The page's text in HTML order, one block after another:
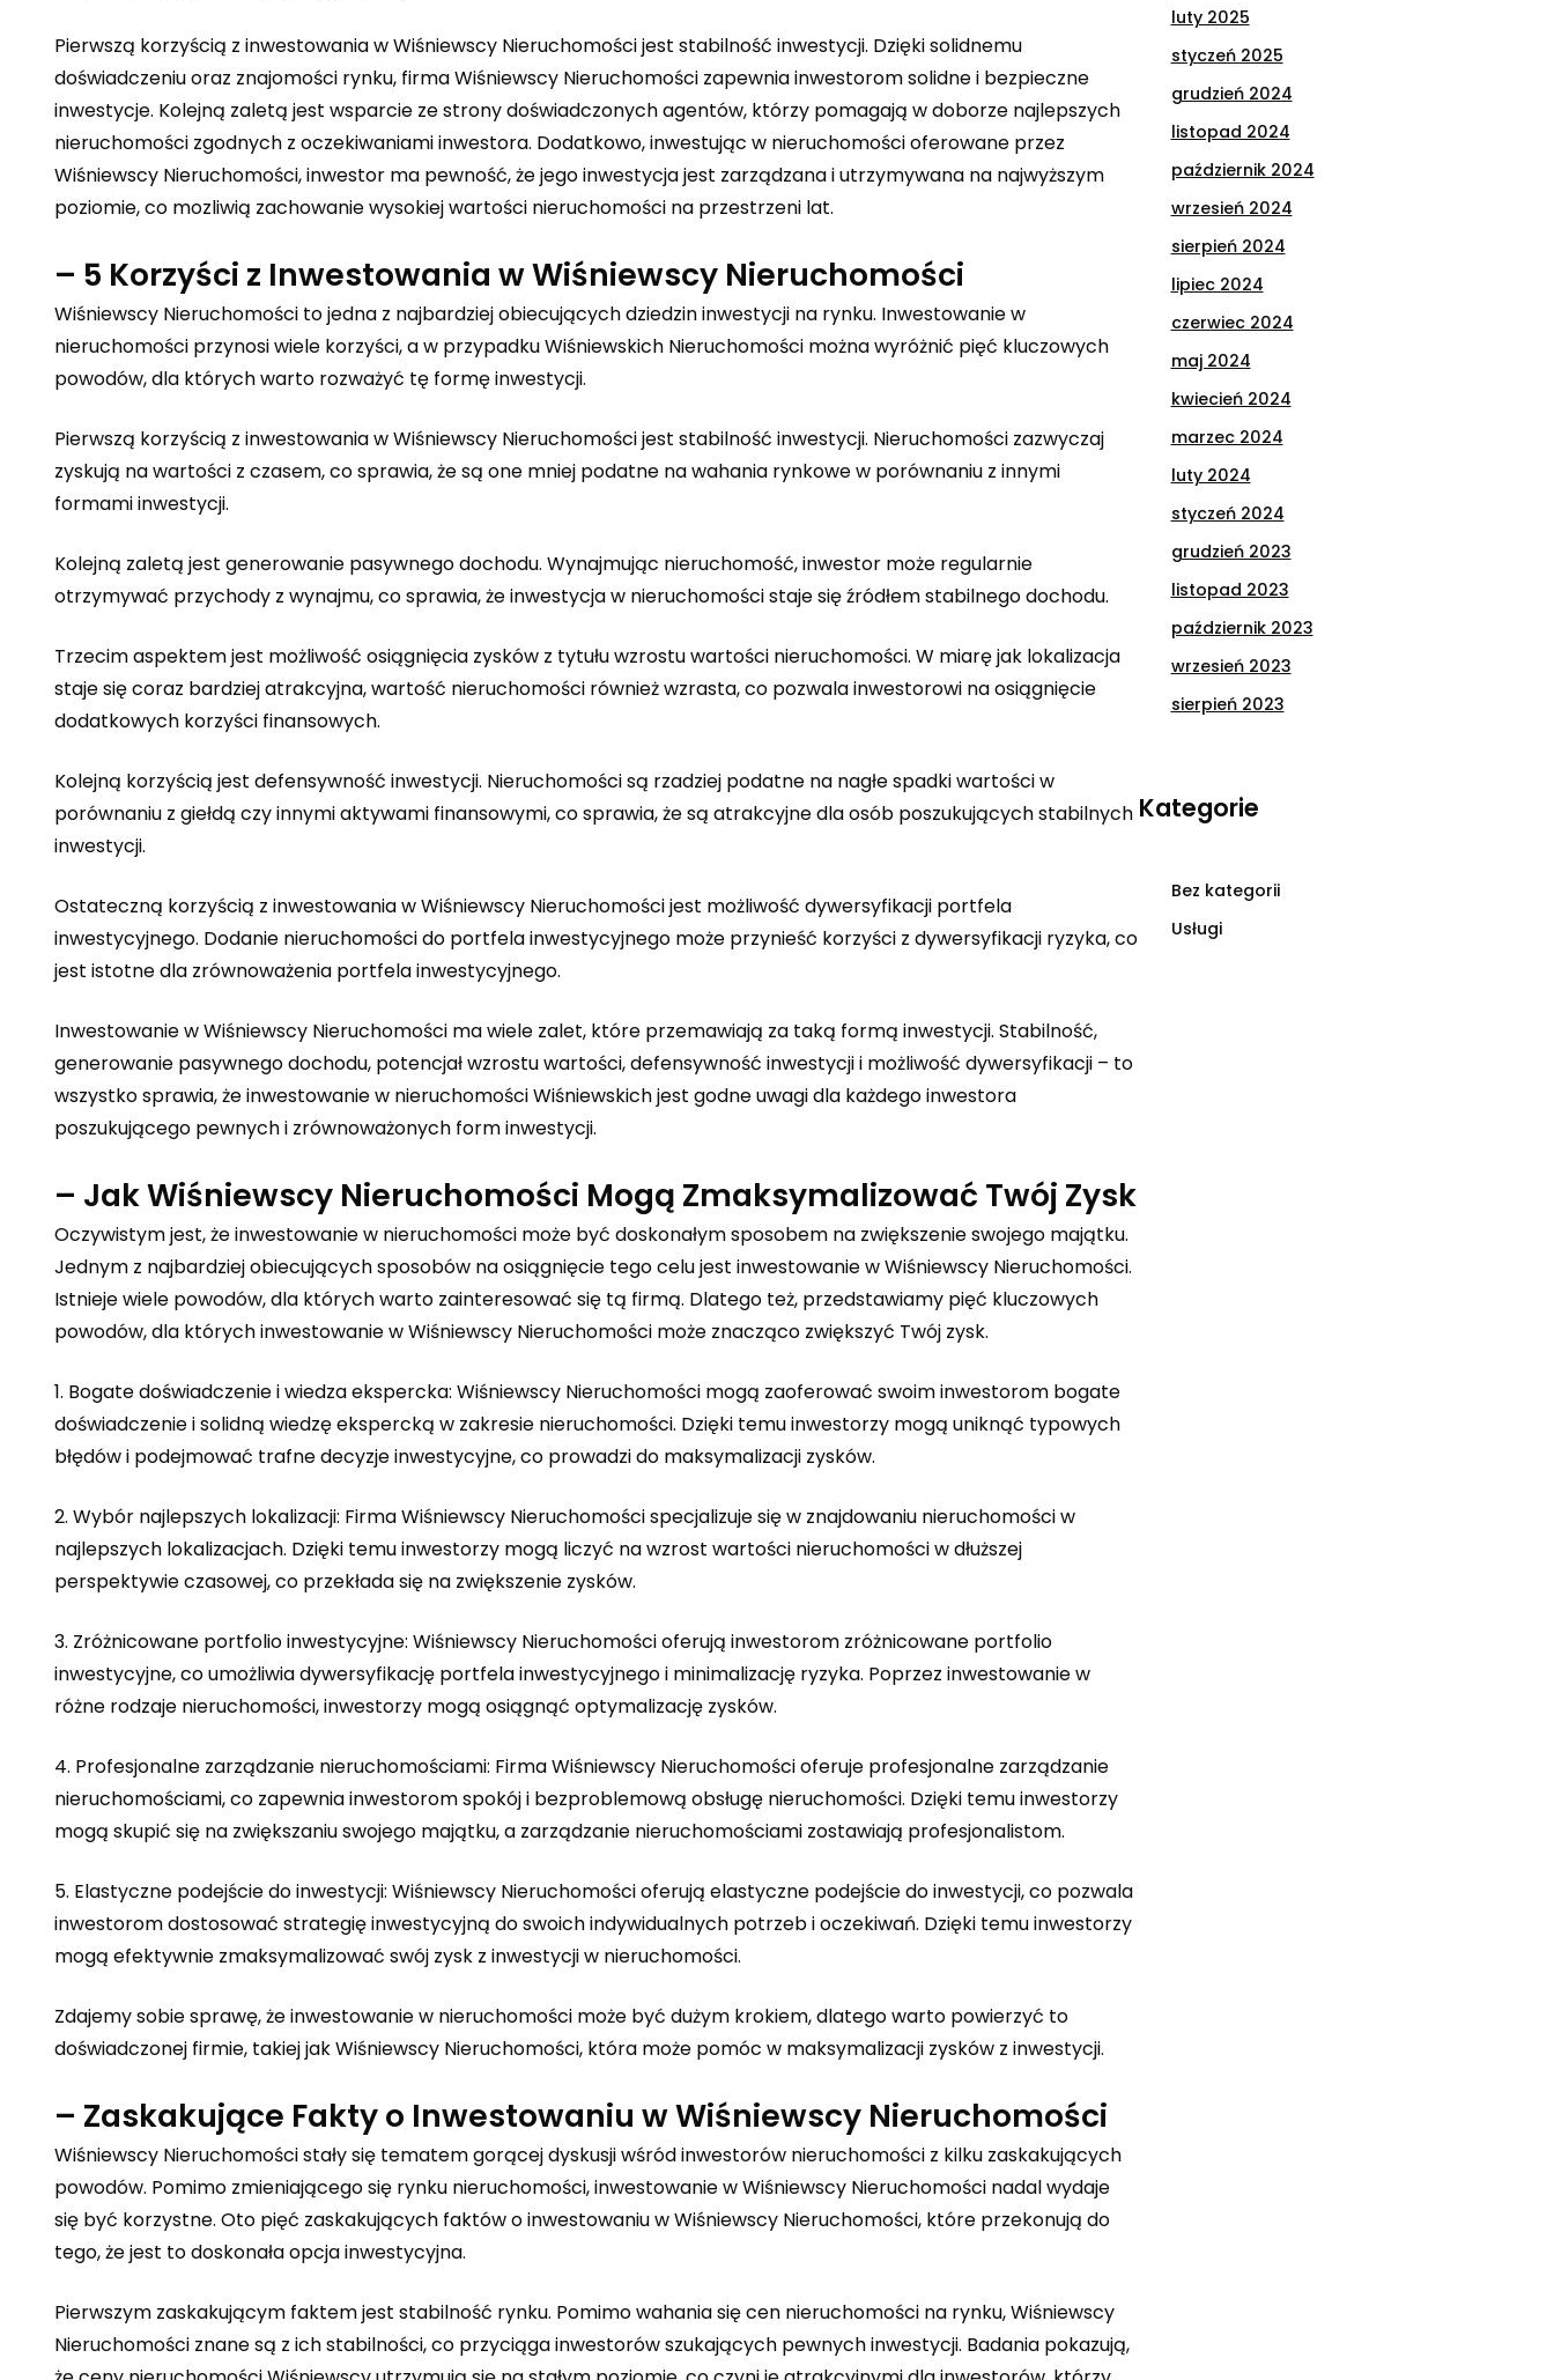
Pierwszą korzyścią z inwestowania w Wiśniewscy Nieruchomości jest stabilność inwestycji. Dzięki solidnemu
doświadczeniu oraz znajomości rynku, firma Wiśniewscy Nieruchomości zapewnia inwestorom solidne i bezpieczne
inwestycje. Kolejną zaletą jest wsparcie ze strony doświadczonych agentów, którzy pomagają w doborze najlepszych
nieruchomości zgodnych z oczekiwaniami inwestora. Dodatkowo, inwestując w nieruchomości oferowane przez
Wiśniewscy Nieruchomości, inwestor ma pewność, że jego inwestycja jest zarządzana i utrzymywana na najwyższym
poziomie, co mozliwią zachowanie wysokiej wartości nieruchomości na przestrzeni lat.
– 5 Korzyści z Inwestowania w Wiśniewscy Nieruchomości
Wiśniewscy Nieruchomości to jedna z najbardziej obiecujących dziedzin inwestycji na rynku. Inwestowanie w
nieruchomości przynosi wiele korzyści, a w przypadku Wiśniewskich Nieruchomości można wyróżnić pięć kluczowych
powodów, dla których warto rozważyć tę formę inwestycji.
Pierwszą korzyścią z inwestowania w Wiśniewscy Nieruchomości jest stabilność inwestycji. Nieruchomości zazwyczaj
zyskują na wartości z czasem, co sprawia, że są one mniej podatne na wahania rynkowe w porównaniu z innymi
formami inwestycji.
Kolejną zaletą jest generowanie pasywnego dochodu. Wynajmując nieruchomość, inwestor może regularnie
otrzymywać przychody z wynajmu, co sprawia, że inwestycja w nieruchomości staje się źródłem stabilnego dochodu.
Trzecim aspektem jest możliwość osiągnięcia zysków z tytułu wzrostu wartości nieruchomości. W miarę jak lokalizacja
staje się coraz bardziej atrakcyjna, wartość nieruchomości również wzrasta, co pozwala inwestorowi na osiągnięcie
dodatkowych korzyści finansowych.
Kolejną korzyścią jest defensywność inwestycji. Nieruchomości są rzadziej podatne na nagłe spadki wartości w
porównaniu z giełdą czy innymi aktywami finansowymi, co sprawia, że są atrakcyjne dla osób poszukujących stabilnych
inwestycji.
Ostateczną korzyścią z inwestowania w Wiśniewscy Nieruchomości jest możliwość dywersyfikacji portfela
inwestycyjnego. Dodanie nieruchomości do portfela inwestycyjnego może przynieść korzyści z dywersyfikacji ryzyka, co
jest istotne dla zrównoważenia portfela inwestycyjnego.
Inwestowanie w Wiśniewscy Nieruchomości ma wiele zalet, które przemawiają za taką formą inwestycji. Stabilność,
generowanie pasywnego dochodu, potencjał wzrostu wartości, defensywność inwestycji i możliwość dywersyfikacji – to
wszystko sprawia, że inwestowanie w nieruchomości Wiśniewskich jest godne uwagi dla każdego inwestora
poszukującego pewnych i zrównoważonych form inwestycji.
– Jak Wiśniewscy Nieruchomości Mogą Zmaksymalizować Twój Zysk
Oczywistym jest, że inwestowanie w nieruchomości może być doskonałym sposobem na zwiększenie swojego majątku.
Jednym z najbardziej obiecujących sposobów na osiągnięcie tego celu jest inwestowanie w Wiśniewscy Nieruchomości.
Istnieje wiele powodów, dla których warto zainteresować się tą firmą. Dlatego też, przedstawiamy pięć kluczowych
powodów, dla których inwestowanie w Wiśniewscy Nieruchomości może znacząco zwiększyć Twój zysk.
1. Bogate doświadczenie i wiedza ekspercka: Wiśniewscy Nieruchomości mogą zaoferować swoim inwestorom bogate
doświadczenie i solidną wiedzę ekspercką w zakresie nieruchomości. Dzięki temu inwestorzy mogą uniknąć typowych
błędów i podejmować trafne decyzje inwestycyjne, co prowadzi do maksymalizacji zysków.
2. Wybór najlepszych lokalizacji: Firma Wiśniewscy Nieruchomości specjalizuje się w znajdowaniu nieruchomości w
najlepszych lokalizacjach. Dzięki temu inwestorzy mogą liczyć na wzrost wartości nieruchomości w dłuższej
perspektywie czasowej, co przekłada się na zwiększenie zysków.
3. Zróżnicowane portfolio inwestycyjne: Wiśniewscy Nieruchomości oferują inwestorom zróżnicowane portfolio
inwestycyjne, co umożliwia dywersyfikację portfela inwestycyjnego i minimalizację ryzyka. Poprzez inwestowanie w
różne rodzaje nieruchomości, inwestorzy mogą osiągnąć optymalizację zysków.
4. Profesjonalne zarządzanie nieruchomościami: Firma Wiśniewscy Nieruchomości oferuje profesjonalne zarządzanie
nieruchomościami, co zapewnia inwestorom spokój i bezproblemową obsługę nieruchomości. Dzięki temu inwestorzy
mogą skupić się na zwiększaniu swojego majątku, a zarządzanie nieruchomościami zostawiają profesjonalistom.
5. Elastyczne podejście do inwestycji: Wiśniewscy Nieruchomości oferują elastyczne podejście do inwestycji, co pozwala
inwestorom dostosować strategię inwestycyjną do swoich indywidualnych potrzeb i oczekiwań. Dzięki temu inwestorzy
mogą efektywnie zmaksymalizować swój zysk z inwestycji w nieruchomości.
Zdajemy sobie sprawę, że inwestowanie w nieruchomości może być dużym krokiem, dlatego warto powierzyć to
doświadczonej firmie, takiej jak Wiśniewscy Nieruchomości, która może pomóc w maksymalizacji zysków z inwestycji.
– Zaskakujące Fakty o Inwestowaniu w Wiśniewscy Nieruchomości
Wiśniewscy Nieruchomości stały się tematem gorącej dyskusji wśród inwestorów nieruchomości z kilku zaskakujących
powodów. Pomimo zmieniającego się rynku nieruchomości, inwestowanie w Wiśniewscy Nieruchomości nadal wydaje
się być korzystne. Oto pięć zaskakujących faktów o inwestowaniu w Wiśniewscy Nieruchomości, które przekonują do
tego, że jest to doskonała opcja inwestycyjna.
Pierwszym zaskakującym faktem jest stabilność rynku. Pomimo wahania się cen nieruchomości na rynku, Wiśniewscy
Nieruchomości znane są z ich stabilności, co przyciąga inwestorów szukających pewnych inwestycji. Badania pokazują,
luty 2025
styczeń 2025
grudzień 2024
listopad 2024
październik 2024
wrzesień 2024
sierpień 2024
lipiec 2024
czerwiec 2024
maj 2024
kwiecień 2024
marzec 2024
luty 2024
styczeń 2024
grudzień 2023
listopad 2023
październik 2023
wrzesień 2023
sierpień 2023
Kategorie
Bez kategorii
Usługi